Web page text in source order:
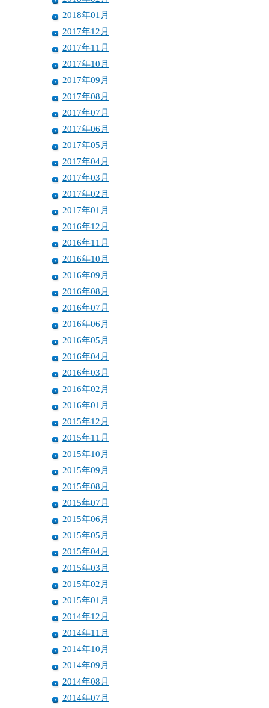
2018年01月
2017年12月
2017年11月
2017年10月
2017年09月
2017年08月
2017年07月
2017年06月
2017年05月
2017年04月
2017年03月
2017年02月
2017年01月
2016年12月
2016年11月
2016年10月
2016年09月
2016年08月
2016年07月
2016年06月
2016年05月
2016年04月
2016年03月
2016年02月
2016年01月
2015年12月
2015年11月
2015年10月
2015年09月
2015年08月
2015年07月
2015年06月
2015年05月
2015年04月
2015年03月
2015年02月
2015年01月
2014年12月
2014年11月
2014年10月
2014年09月
2014年08月
2014年07月